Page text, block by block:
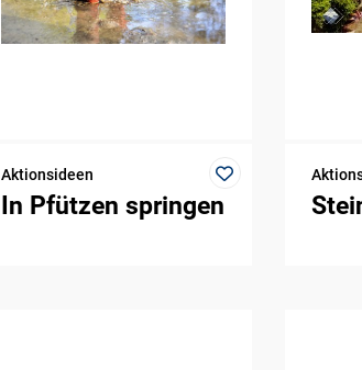
Aktionsideen
In Pfützen springen